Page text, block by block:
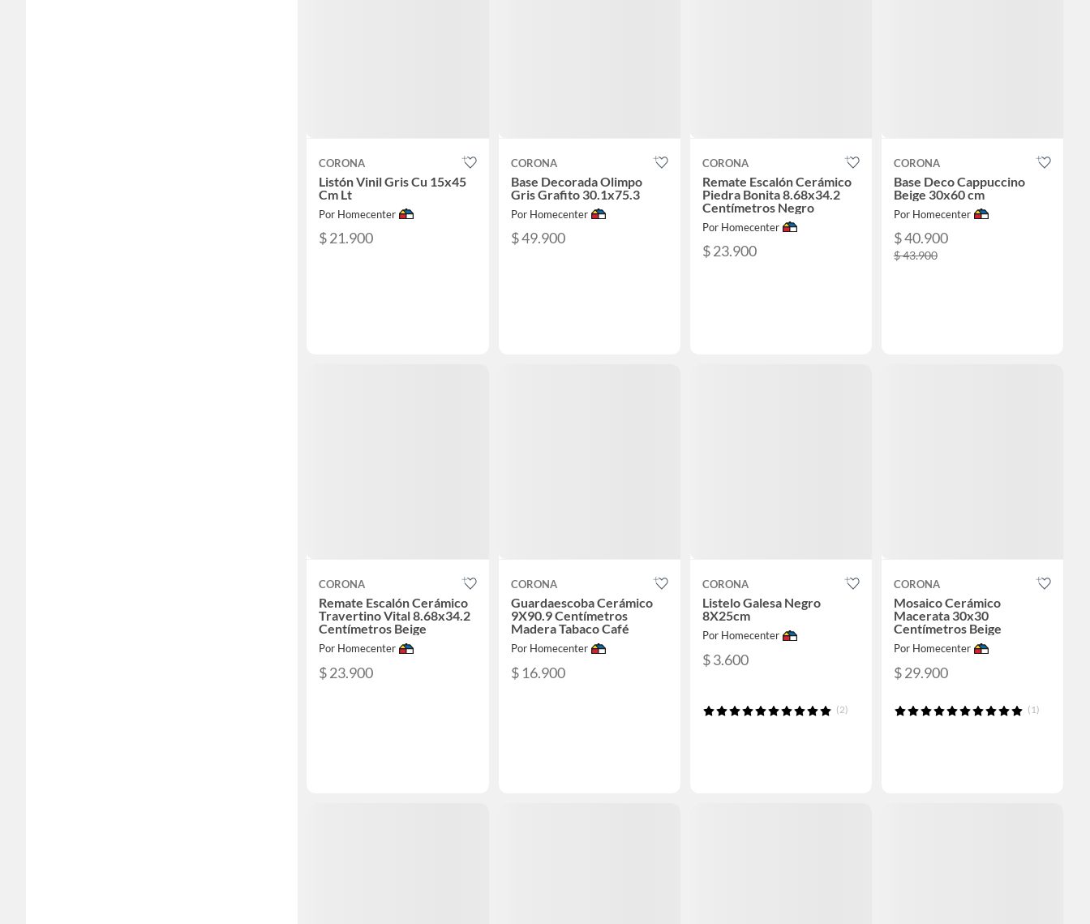
CORONA
Listón Vinil Gris Cu 15x45
Cm Lt
Por Homecenter
$ 21.900
CORONA
Base Decorada Olimpo
Gris Grafito 30.1x75.3
Por Homecenter
$ 49.900
CORONA
Remate Escalón Cerámico
Piedra Bonita 8.68x34.2
Centímetros Negro
Por Homecenter
$ 23.900
CORONA
Base Deco Cappuccino
Beige 30x60 cm
Por Homecenter
$ 40.900
$ 43.900
CORONA
Remate Escalón Cerámico
Travertino Vital 8.68x34.2
Centímetros Beige
Por Homecenter
$ 23.900
CORONA
Guardaescoba Cerámico
9X90.9 Centímetros
Madera Tabaco Café
Por Homecenter
$ 16.900
CORONA
Listelo Galesa Negro
8X25cm
Por Homecenter
$ 3.600
(2)
CORONA
Mosaico Cerámico
Macerata 30x30
Centímetros Beige
Por Homecenter
$ 29.900
(1)